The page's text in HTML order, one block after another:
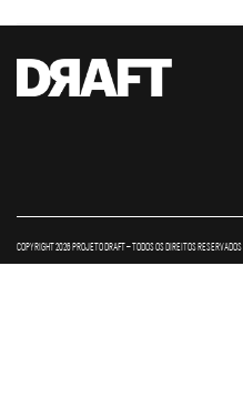
COPYRIGHT 2026 PROJETO DRAFT – TODOS OS DIREITOS RESERVADOS